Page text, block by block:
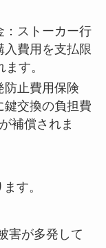
：ストーカー行
費用を支払限
す。
防止費用保険
鍵交換の負担費
補償されま
す。
害が多発して